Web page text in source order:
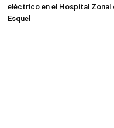
eléctrico en el Hospital Zonal
Esquel